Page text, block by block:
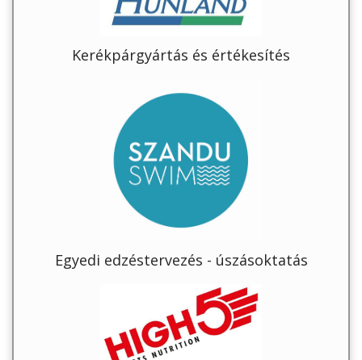
Kerékpárgyártás és értékesítés
Egyedi edzéstervezés - úszásoktatás